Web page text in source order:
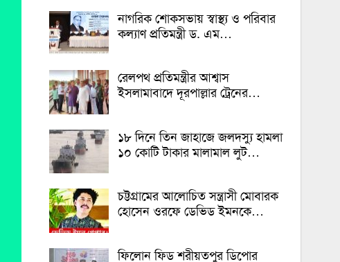
নাগরিক শোকসভায় স্বাস্থ্য ও পরিবার
কল্যাণ প্রতিমন্ত্রী ড. এম…
রেলপথ প্রতিমন্ত্রীর আশ্বাস
ইসলামাবাদে দূরপাল্লার ট্রেনের…
১৮ দিনে তিন জাহাজে জলদস্যু হামলা
১০ কোটি টাকার মালামাল লুট…
চট্টগ্রামের আলোচিত সন্ত্রাসী মোবারক
হোসেন ওরফে ডেভিড ইমনকে…
ফিলোন ফিড শরীয়তপুর ডিপোর